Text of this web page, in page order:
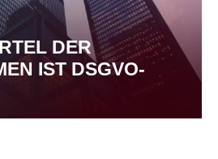
DER
IST DSGVO-